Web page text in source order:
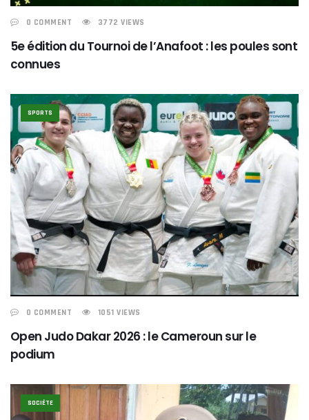
0 COMMENT 3772 VIEWS
5e édition du Tournoi de l’Anafoot : les poules sont
connues
SPORTS
0 COMMENT 1051 VIEWS
Open Judo Dakar 2026 : le Cameroun sur le
podium
SOCIÉTE